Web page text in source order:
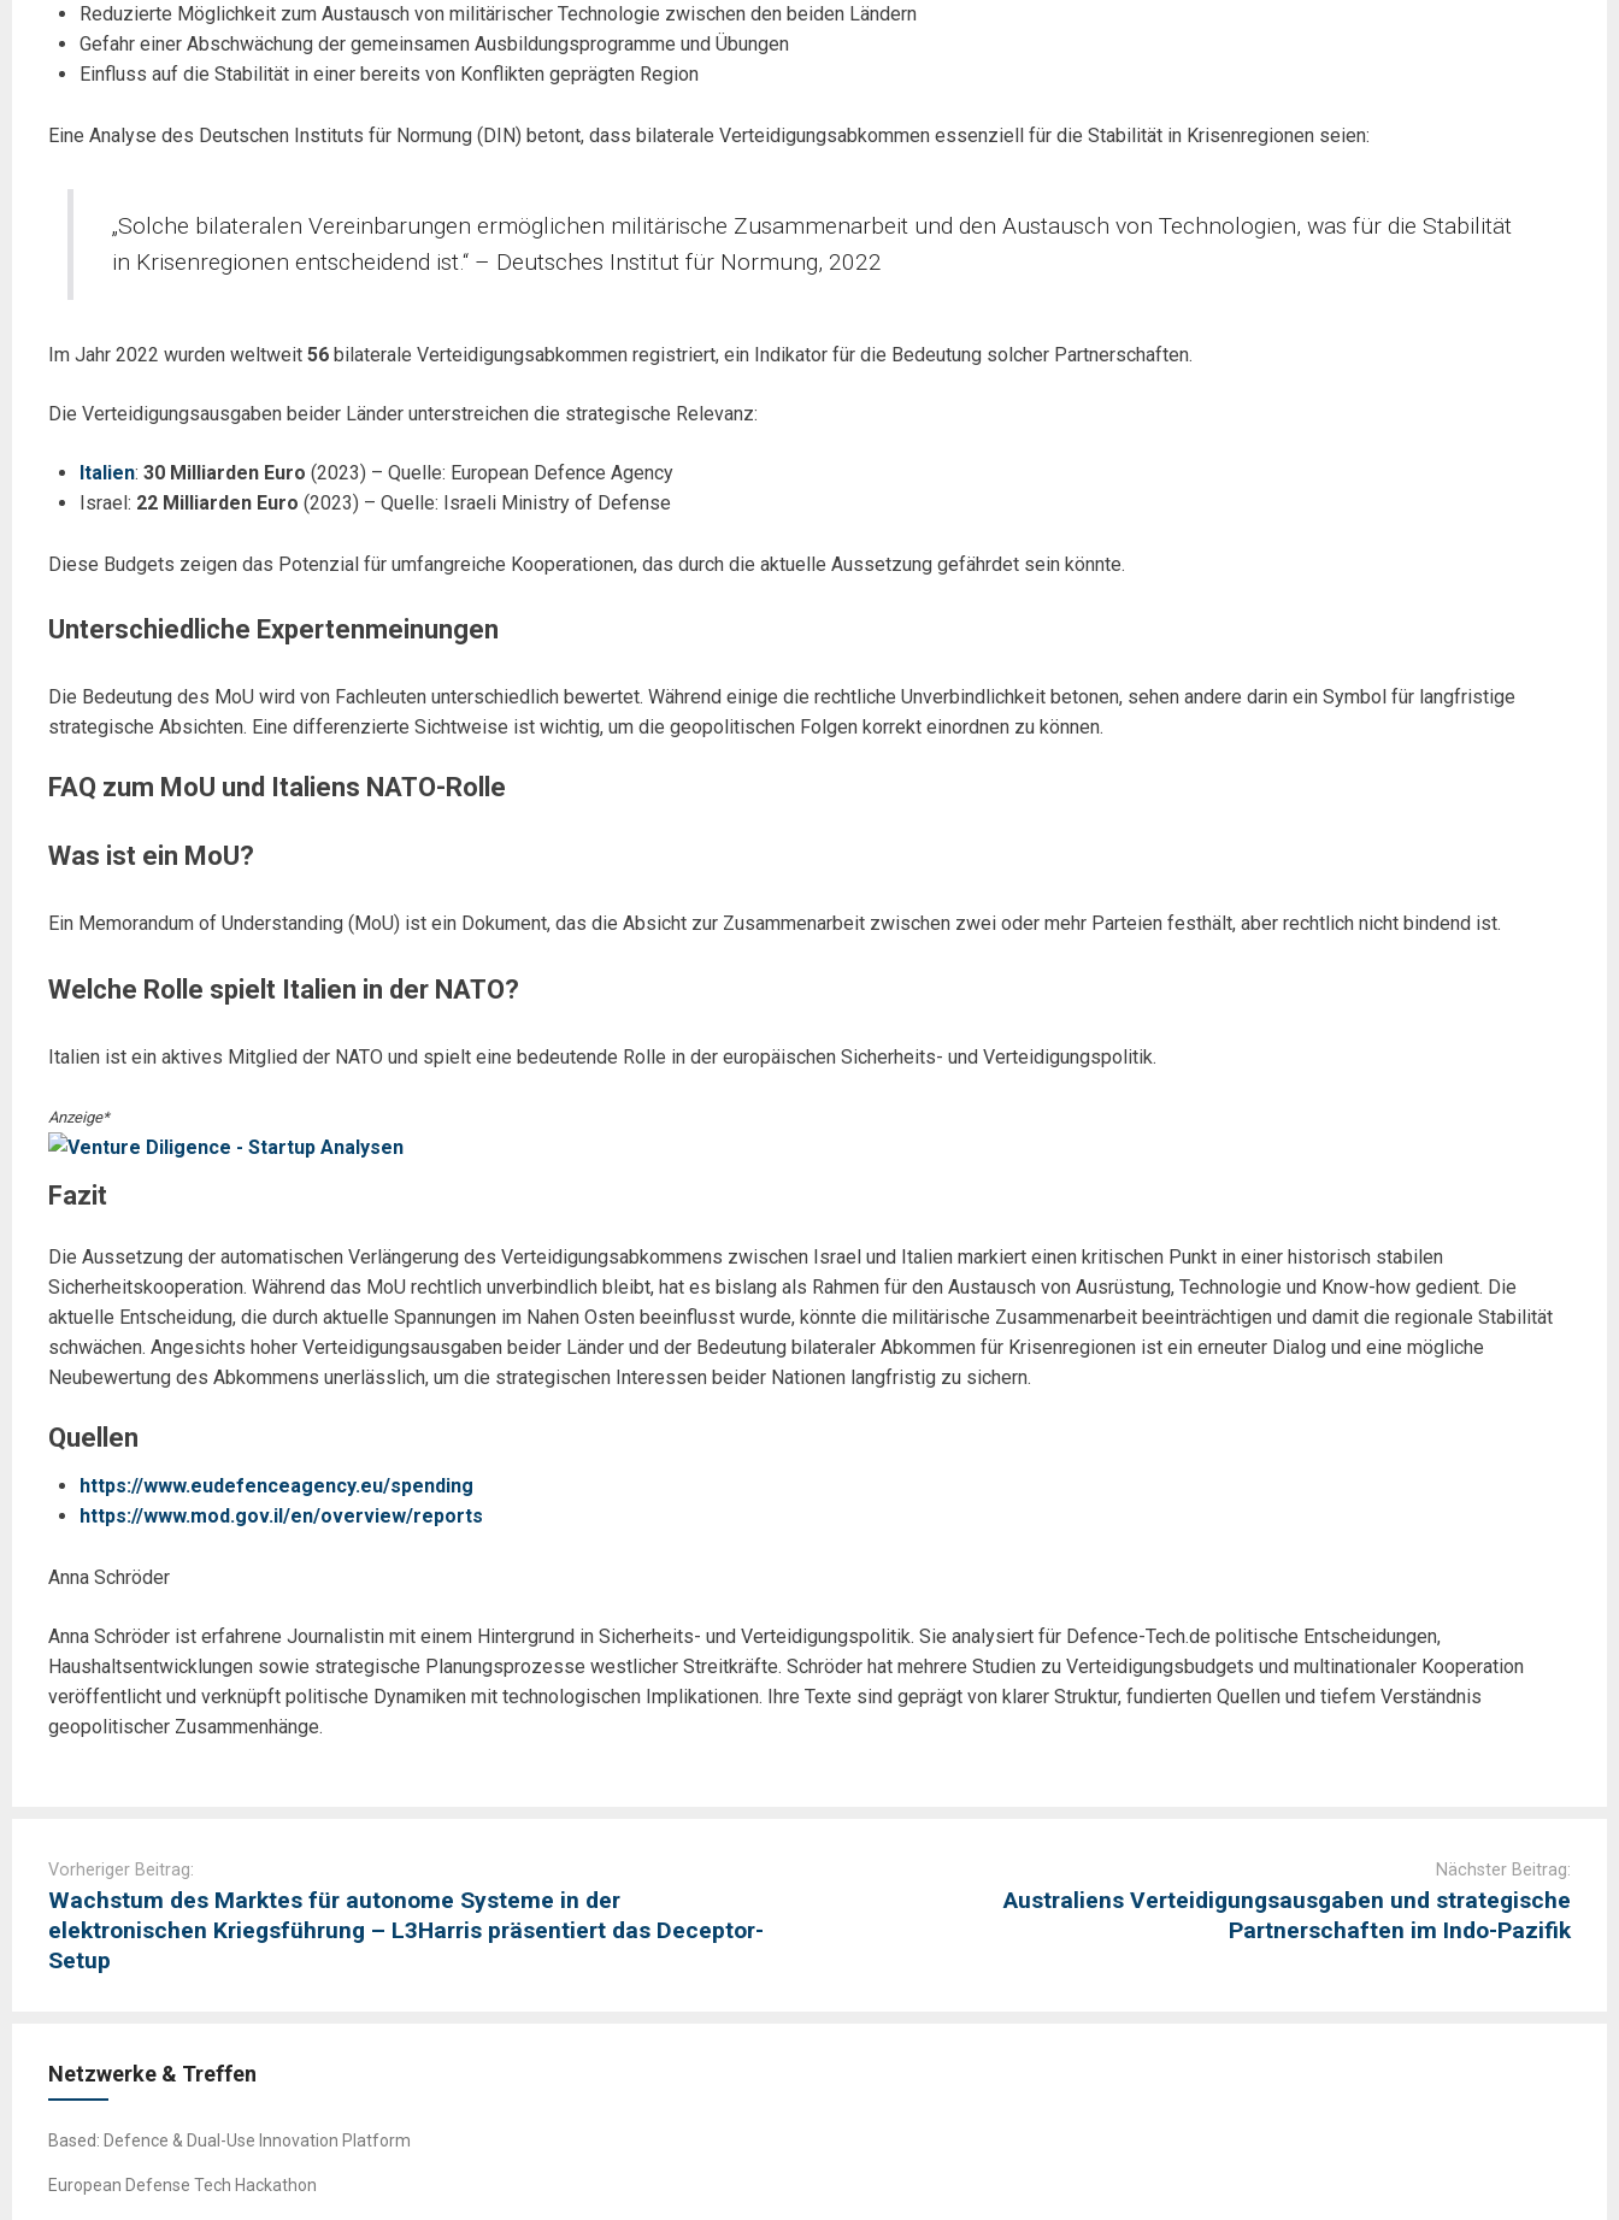
Reduzierte Möglichkeit zum Austausch von militärischer Technologie zwischen den beiden Ländern
Gefahr einer Abschwächung der gemeinsamen Ausbildungsprogramme und Übungen
Einfluss auf die Stabilität in einer bereits von Konflikten geprägten Region
Eine Analyse des Deutschen Instituts für Normung (DIN) betont, dass bilaterale Verteidigungsabkommen essenziell für die Stabilität in Krisenregionen seien:
„Solche bilateralen Vereinbarungen ermöglichen militärische Zusammenarbeit und den Austausch von Technologien, was für die Stabilität
in Krisenregionen entscheidend ist.“ – Deutsches Institut für Normung, 2022
Im Jahr 2022 wurden weltweit 56 bilaterale Verteidigungsabkommen registriert, ein Indikator für die Bedeutung solcher Partnerschaften.
Die Verteidigungsausgaben beider Länder unterstreichen die strategische Relevanz:
Italien: 30 Milliarden Euro (2023) – Quelle: European Defence Agency
Israel: 22 Milliarden Euro (2023) – Quelle: Israeli Ministry of Defense
Diese Budgets zeigen das Potenzial für umfangreiche Kooperationen, das durch die aktuelle Aussetzung gefährdet sein könnte.
Unterschiedliche Expertenmeinungen
Die Bedeutung des MoU wird von Fachleuten unterschiedlich bewertet. Während einige die rechtliche Unverbindlichkeit betonen, sehen andere darin ein Symbol für langfristige
strategische Absichten. Eine differenzierte Sichtweise ist wichtig, um die geopolitischen Folgen korrekt einordnen zu können.
FAQ zum MoU und Italiens NATO-Rolle
Was ist ein MoU?
Ein Memorandum of Understanding (MoU) ist ein Dokument, das die Absicht zur Zusammenarbeit zwischen zwei oder mehr Parteien festhält, aber rechtlich nicht bindend ist.
Welche Rolle spielt Italien in der NATO?
Italien ist ein aktives Mitglied der NATO und spielt eine bedeutende Rolle in der europäischen Sicherheits- und Verteidigungspolitik.
Anzeige*
Fazit
Die Aussetzung der automatischen Verlängerung des Verteidigungsabkommens zwischen Israel und Italien markiert einen kritischen Punkt in einer historisch stabilen
Sicherheitskooperation. Während das MoU rechtlich unverbindlich bleibt, hat es bislang als Rahmen für den Austausch von Ausrüstung, Technologie und Know-how gedient. Die
aktuelle Entscheidung, die durch aktuelle Spannungen im Nahen Osten beeinflusst wurde, könnte die militärische Zusammenarbeit beeinträchtigen und damit die regionale Stabilität
schwächen. Angesichts hoher Verteidigungsausgaben beider Länder und der Bedeutung bilateraler Abkommen für Krisenregionen ist ein erneuter Dialog und eine mögliche
Neubewertung des Abkommens unerlässlich, um die strategischen Interessen beider Nationen langfristig zu sichern.
Quellen
https://www.eudefenceagency.eu/spending
https://www.mod.gov.il/en/overview/reports
Anna Schröder
Anna Schröder ist erfahrene Journalistin mit einem Hintergrund in Sicherheits- und Verteidigungspolitik. Sie analysiert für Defence-Tech.de politische Entscheidungen,
Haushaltsentwicklungen sowie strategische Planungsprozesse westlicher Streitkräfte. Schröder hat mehrere Studien zu Verteidigungsbudgets und multinationaler Kooperation
veröffentlicht und verknüpft politische Dynamiken mit technologischen Implikationen. Ihre Texte sind geprägt von klarer Struktur, fundierten Quellen und tiefem Verständnis
geopolitischer Zusammenhänge.
navigation
Vorheriger Beitrag:
Wachstum des Marktes für autonome Systeme in der
elektronischen Kriegsführung – L3Harris präsentiert das Deceptor-
Setup
Nächster Beitrag:
Australiens Verteidigungsausgaben und strategische
Partnerschaften im Indo-Pazifik
Netzwerke & Treffen
Based: Defence & Dual-Use Innovation Platform
European Defense Tech Hackathon